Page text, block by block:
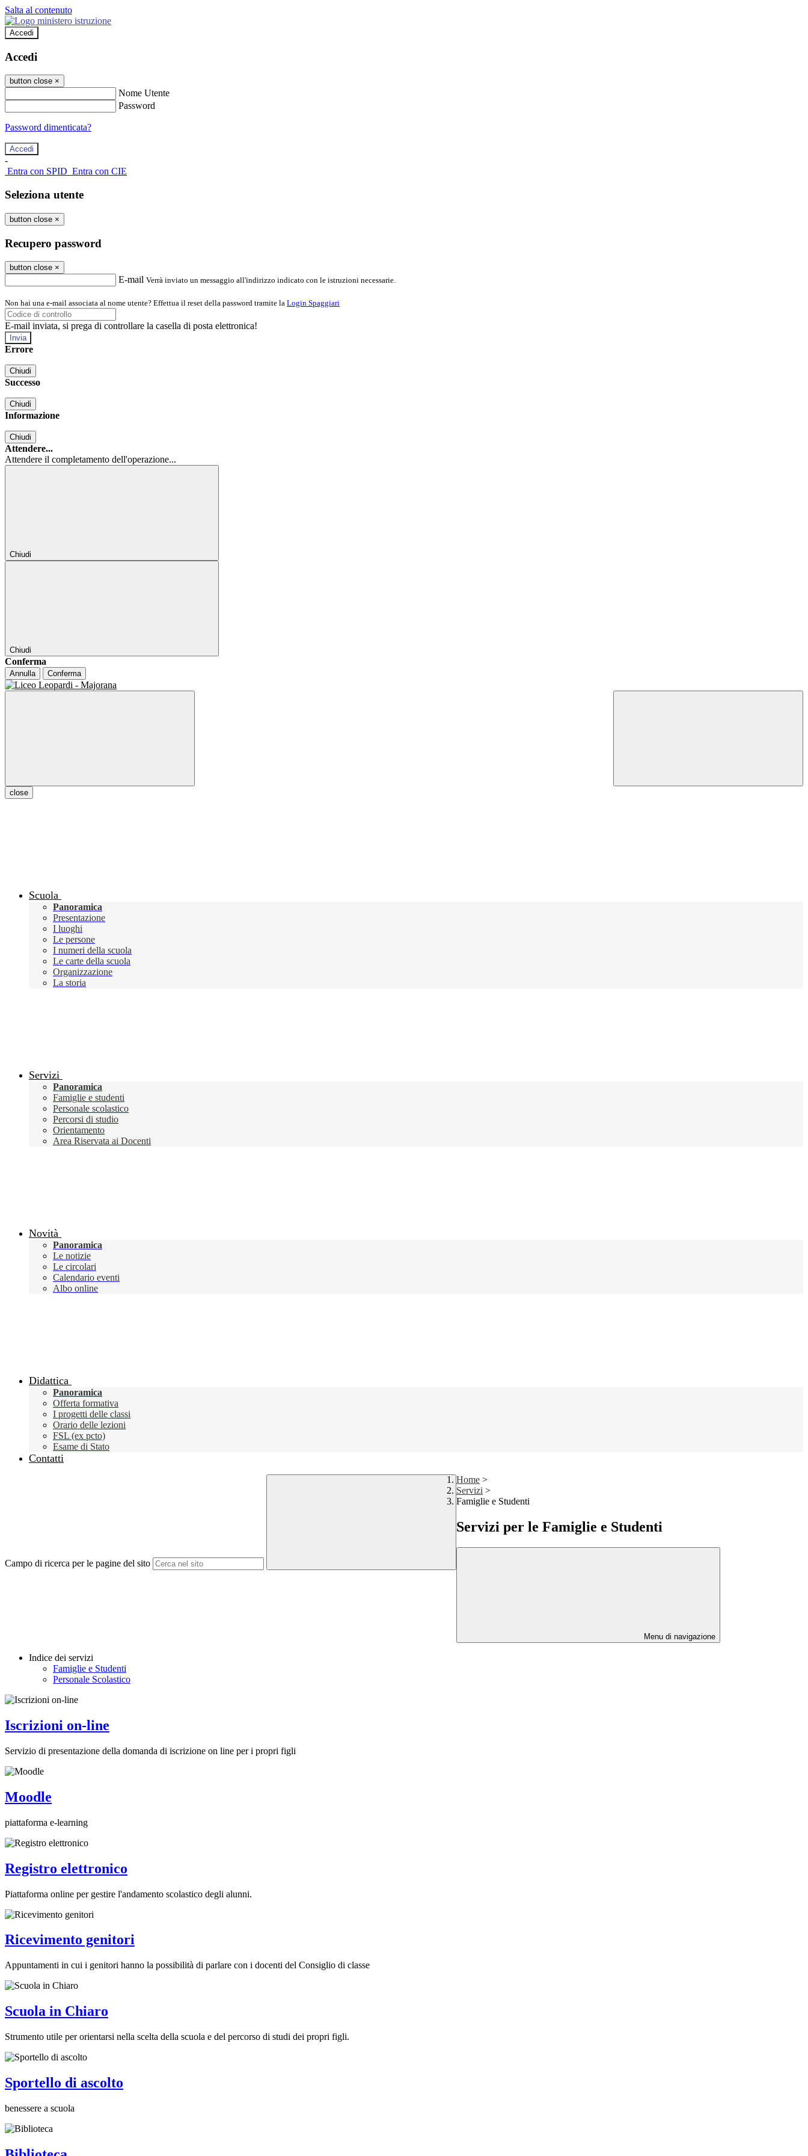
Salta al contenuto
Accedi
Accedi
button close ×
Nome Utente
Password
Password dimenticata?
-
Entra con SPID Entra con CIE
Seleziona utente
button close ×
Recupero password
button close ×
E-mail Verrà inviato un messaggio all'indirizzo indicato con le istruzioni necessarie.
Non hai una e-mail associata al nome utente? Effettua il reset della password tramite la Login Spaggiari
E-mail inviata, si prega di controllare la casella di posta elettronica!
Errore
Chiudi
Successo
Chiudi
Informazione
Chiudi
Attendere...
Attendere il completamento dell'operazione...
Chiudi
Chiudi
Conferma
Annulla Conferma
close
Scuola
Panoramica
Presentazione
I luoghi
Le persone
I numeri della scuola
Le carte della scuola
Organizzazione
La storia
Servizi
Panoramica
Famiglie e studenti
Personale scolastico
Percorsi di studio
Orientamento
Area Riservata ai Docenti
Novità
Panoramica
Le notizie
Le circolari
Calendario eventi
Albo online
Didattica
Panoramica
Offerta formativa
I progetti delle classi
Orario delle lezioni
FSL (ex pcto)
Esame di Stato
Contatti
Campo di ricerca per le pagine del sito
Home >
Servizi >
Famiglie e Studenti
Servizi per le Famiglie e Studenti
Menu di navigazione
Indice dei servizi
Famiglie e Studenti
Personale Scolastico
Iscrizioni on-line
Servizio di presentazione della domanda di iscrizione on line per i propri figli
Moodle
piattaforma e-learning
Registro elettronico
Piattaforma online per gestire l'andamento scolastico degli alunni.
Ricevimento genitori
Appuntamenti in cui i genitori hanno la possibilità di parlare con i docenti del Consiglio di classe
Scuola in Chiaro
Strumento utile per orientarsi nella scelta della scuola e del percorso di studi dei propri figli.
Sportello di ascolto
benessere a scuola